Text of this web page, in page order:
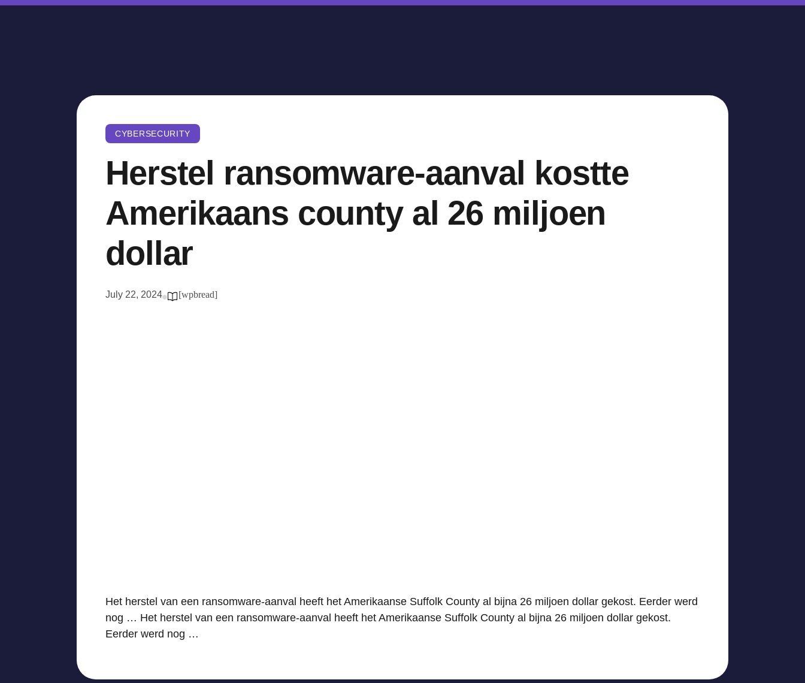
CYBERSECURITY
Herstel ransomware-aanval kostte
Amerikaans county al 26 miljoen
dollar
July 22, 2024 [wpbread]
Het herstel van een ransomware-aanval heeft het Amerikaanse Suffolk County al bijna 26 miljoen dollar gekost. Eerder werd
nog … Het herstel van een ransomware-aanval heeft het Amerikaanse Suffolk County al bijna 26 miljoen dollar gekost.
Eerder werd nog …